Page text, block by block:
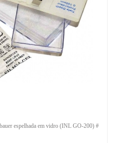
espelhada em vidro (INL GO-200) #